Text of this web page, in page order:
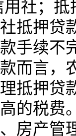
；抵
押贷
手续不
言，
抵押贷
的税费
房产管